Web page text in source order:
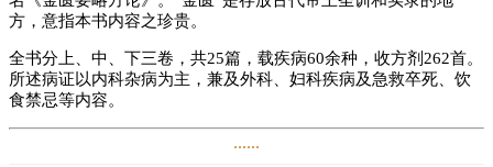
方，意指本书内容之珍贵。
全书分上、中、下三卷，共25篇，载疾病60余种，收方剂262首。
所述病证以内科杂病为主，兼及外科、妇科疾病及急救卒死、饮
食禁忌等内容。
......